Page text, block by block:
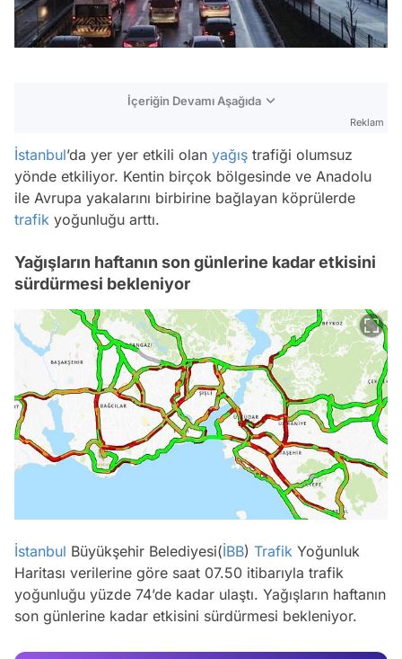
İçeriğin Devamı Aşağıda
Reklam
İstanbul’da yer yer etkili olan yağış trafiği olumsuz
yönde etkiliyor. Kentin birçok bölgesinde ve Anadolu
ile Avrupa yakalarını birbirine bağlayan köprülerde
trafik yoğunluğu arttı.
Yağışların haftanın son günlerine kadar etkisini
sürdürmesi bekleniyor
İstanbul Büyükşehir Belediyesi(İBB) Trafik Yoğunluk
Haritası verilerine göre saat 07.50 itibarıyla trafik
yoğunluğu yüzde 74’de kadar ulaştı. Yağışların haftanın
son günlerine kadar etkisini sürdürmesi bekleniyor.
Video